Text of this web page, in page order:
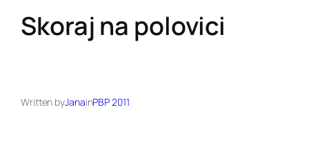
Skoraj na polovici
Written byJanainPBP 2011